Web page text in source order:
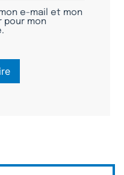
e-mail et mon
pour mon